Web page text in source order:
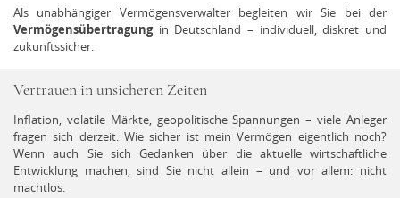
Als unabhängiger Vermögensverwalter begleiten wir Sie bei der
Vermögensübertragungin Deutschland – individuell, diskret und
zukunftssicher.
Vertrauen in unsicheren Zeiten
Inflation, volatile Märkte, geopolitische Spannungen – viele Anleger
fragen sich derzeit: Wie sicher ist mein Vermögen eigentlich noch?
Wenn auch Sie sich Gedanken über die aktuelle wirtschaftliche
Entwicklung machen, sind Sie nicht allein – und vor allem: nicht
machtlos.